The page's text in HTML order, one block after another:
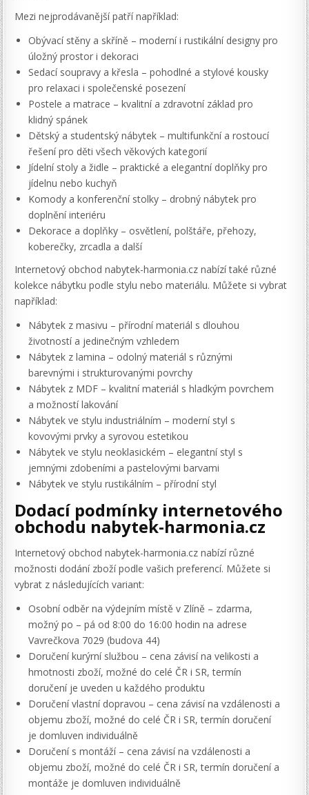
Mezi nejprodávanější patří například:
Obývací stěny a skříně – moderní i rustikální designy pro
úložný prostor i dekoraci
Sedací soupravy a křesla – pohodlné a stylové kousky
pro relaxaci i společenské posezení
Postele a matrace – kvalitní a zdravotní základ pro
klidný spánek
Dětský a studentský nábytek – multifunkční a rostoucí
řešení pro děti všech věkových kategorií
Jídelní stoly a židle – praktické a elegantní doplňky pro
jídelnu nebo kuchyň
Komody a konferenční stolky – drobný nábytek pro
doplnění interiéru
Dekorace a doplňky – osvětlení, polštáře, přehozy,
koberečky, zrcadla a další
Internetový obchod nabytek-harmonia.cz nabízí také různé
kolekce nábytku podle stylu nebo materiálu. Můžete si vybrat
například:
Nábytek z masivu – přírodní materiál s dlouhou
životností a jedinečným vzhledem
Nábytek z lamina – odolný materiál s různými
barevnými i strukturovanými povrchy
Nábytek z MDF – kvalitní materiál s hladkým povrchem
a možností lakování
Nábytek ve stylu industriálním – moderní styl s
kovovými prvky a syrovou estetikou
Nábytek ve stylu neoklasickém – elegantní styl s
jemnými zdobeními a pastelovými barvami
Nábytek ve stylu rustikálním – přírodní styl
Dodací podmínky internetového
obchodu nabytek-harmonia.cz
Internetový obchod nabytek-harmonia.cz nabízí různé
možnosti dodání zboží podle vašich preferencí. Můžete si
vybrat z následujících variant:
Osobní odběr na výdejním místě v Zlíně – zdarma,
možný po – pá od 8:00 do 16:00 hodin na adrese
Vavrečkova 7029 (budova 44)
Doručení kurýrní službou – cena závisí na velikosti a
hmotnosti zboží, možné do celé ČR i SR, termín
doručení je uveden u každého produktu
Doručení vlastní dopravou – cena závisí na vzdálenosti a
objemu zboží, možné do celé ČR i SR, termín doručení
je domluven individuálně
Doručení s montáží – cena závisí na vzdálenosti a
objemu zboží, možné do celé ČR i SR, termín doručení a
montáže je domluven individuálně